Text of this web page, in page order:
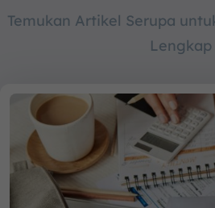
Temukan Artikel Serupa
Lengkap